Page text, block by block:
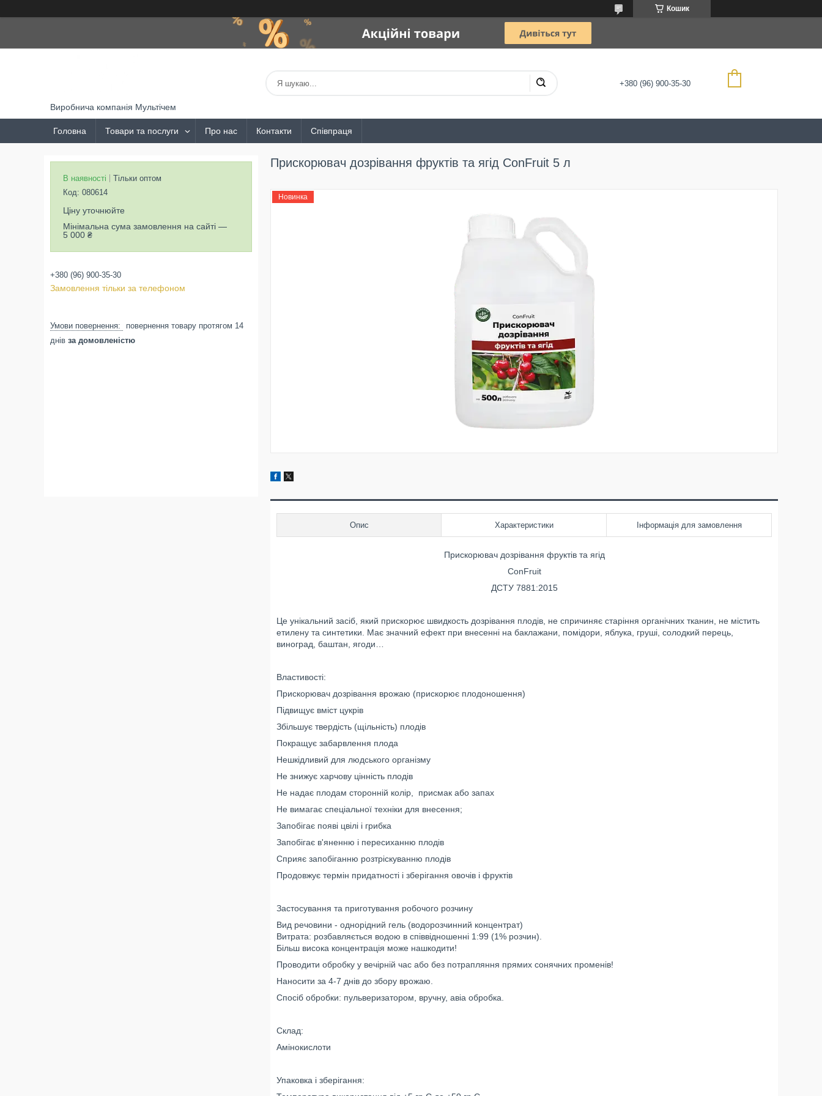
Кошик
Виробнича компанія Мультічем
+380 (96) 900-35-30
Головна Товари та послуги Про нас Контакти Співпраця
Прискорювач дозрівання фруктів та ягід ConFruit 5 л
Новинка
Опис Характеристики Інформація для замовлення
Прискорювач дозрівання фруктів та ягід
ConFruit
ДСТУ 7881:2015
Це унікальний засіб, який прискорює швидкость дозрівання плодів, не спричиняє старіння органічних тканин, не містить
етилену та синтетики. Має значний ефект при внесенні на баклажани, помідори, яблука, груші, солодкий перець,
виноград, баштан, ягоди…
Властивості:
Прискорювач дозрівання врожаю (прискорює плодоношення)
Підвищує вміст цукрів
Збільшує твердість (щільність) плодів
Покращує забарвлення плода
Нешкідливий для людського організму
Не знижує харчову цінність плодів
Не надає плодам сторонній колір, присмак або запах
Не вимагає спеціальної техніки для внесення;
Запобігає появі цвілі і грибка
Запобігає в'яненню і пересиханню плодів
Сприяє запобіганню розтріскуванню плодів
Продовжує термін придатності і зберігання овочів і фруктів
Застосування та приготування робочого розчину
Вид речовини - однорідний гель (водорозчинний концентрат)
Витрата: розбавляється водою в співвідношенні 1:99 (1% розчин).
Більш висока концентрація може нашкодити!
Проводити обробку у вечірній час або без потрапляння прямих сонячних променів!
Наносити за 4-7 днів до збору врожаю.
Спосіб обробки: пульверизатором, вручну, авіа обробка.
Склад:
Амінокислоти
Упаковка і зберігання:
В наявності
Тільки оптом
Код: 080614
Ціну уточнюйте
Мінімальна сума замовлення на сайті —
5 000 ₴
+380 (96) 900-35-30
Замовлення тільки за телефоном
повернення товару протягом 14
днів за домовленістю